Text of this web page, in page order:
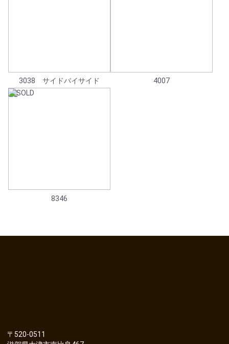
3038 サイドバイサイド 4007
8346
〒520-0511